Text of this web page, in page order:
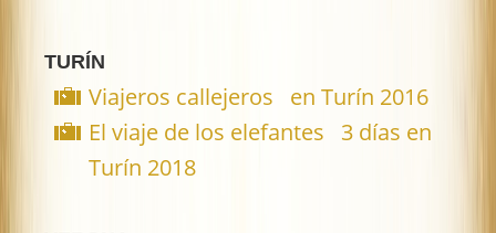
TURÍN
Viajeros callejeros en Turín 2016
El viaje de los elefantes 3 días en
Turín 2018